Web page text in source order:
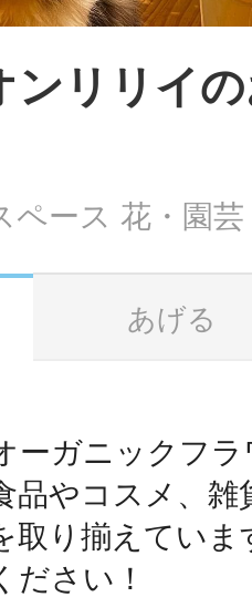
コピー
ンリリイ
ペース 花・園
あげる
ーガニックフ
品やコスメ、
取り揃えていま
ださい！
地域ごとの
智頭
鴻巣